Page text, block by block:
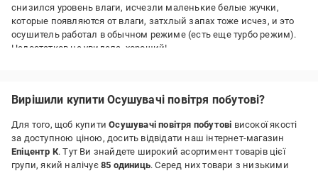
снизился уровень влаги, исчезли маленькие белые жучки,
которые появляются от влаги, затхлый запах тоже исчез, и это
осушитель работал в обычном режиме (есть еще турбо режим).
Недостатков не увидела, хороший!
Вирішили купити Осушувачі повітря побутові?
Для того, щоб купитиОсушувачі повітря побутові високої якості
за доступною ціною, досить відвідати наш інтернет-магазин
Епіцентр К. Тут Ви знайдете широкий асортимент товарів цієї
групи, який налічує 85 одиниць. Серед них товари з низькими